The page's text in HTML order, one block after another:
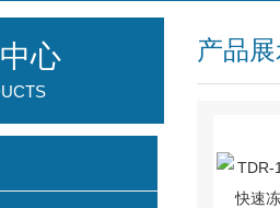
产品
心